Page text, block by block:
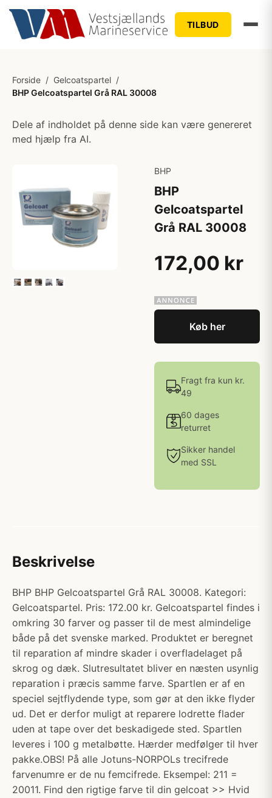
TILBUD
Forside / Gelcoatspartel /
BHP Gelcoatspartel Grå RAL 30008
Dele af indholdet på denne side kan være genereret
med hjælp fra AI.
BHP
BHP
Gelcoatspartel
Grå RAL 30008
172,00 kr
Køb her
Fragt fra kun kr.
49
60 dages
returret
Sikker handel
med SSL
Beskrivelse
BHP BHP Gelcoatspartel Grå RAL 30008. Kategori:
Gelcoatspartel. Pris: 172.00 kr. Gelcoatspartel findes i
omkring 30 farver og passer til de mest almindelige
både på det svenske marked. Produktet er beregnet
til reparation af mindre skader i overfladelaget på
skrog og dæk. Slutresultatet bliver en næsten usynlig
reparation i præcis samme farve. Spartlen er af en
speciel sejtflydende type, som gør at den ikke flyder
ud. Det er derfor muligt at reparere lodrette flader
uden at tape over det beskadigede sted. Spartlen
leveres i 100 g metalbøtte. Hærder medfølger til hver
pakke.OBS! På alle Jotuns-NORPOLs trecifrede
farvenumre er de nu femcifrede. Eksempel: 211 =
20011. Find den rigtige farve til din gelcoat >> Hvid